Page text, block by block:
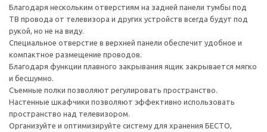
Благодаря нескольким отверстиям на задней панели тумбы под
ТВ провода от телевизора и других устройств всегда будут под
рукой, но не на виду.
Специальное отверстие в верхней панели обеспечит удобное и
компактное размещение проводов.
Благодаря функции плавного закрывания ящик закрывается мягко
и бесшумно.
Съемные полки позволяют регулировать пространство.
Настенные шкафчики позволяют эффективно использовать
пространство над телевизором.
Организуйте и оптимизируйте систему для хранения БЕСТО,